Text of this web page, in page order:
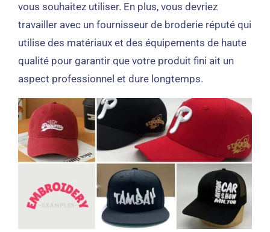
vous souhaitez utiliser. En plus, vous devriez
travailler avec un fournisseur de broderie réputé qui
utilise des matériaux et des équipements de haute
qualité pour garantir que votre produit fini ait un
aspect professionnel et dure longtemps.